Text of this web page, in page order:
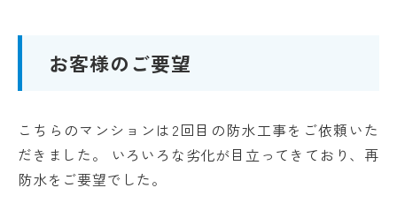
お客様のご要望
こちらのマンションは 2回目の防水工事をご依頼いた
だきました。 いろいろな劣化が目立ってきており、再
防水をご要望でした。